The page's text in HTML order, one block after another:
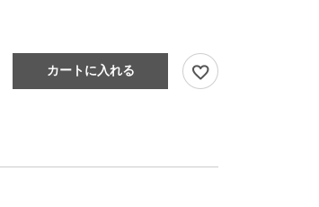
カートに入れる